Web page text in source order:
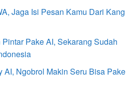
Jaga Isi Pesan Kamu Dari Kang
Pake AI, Sekarang Sudah
AI, Ngobrol Makin Seru Bisa Pake